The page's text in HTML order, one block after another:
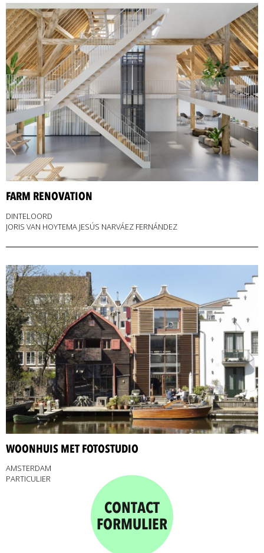
FARM RENOVATION
DINTELOORD
JORIS VAN HOYTEMA JESÚS NARVÁEZ FERNÁNDEZ
WOONHUIS MET FOTOSTUDIO
AMSTERDAM
PARTICULIER
CONTACT
FORMULIER